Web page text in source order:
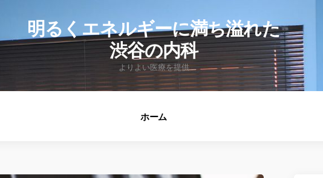
明るくエネルギーに満ち溢れた
渋谷の内科
よりよい医療を提供
ホーム